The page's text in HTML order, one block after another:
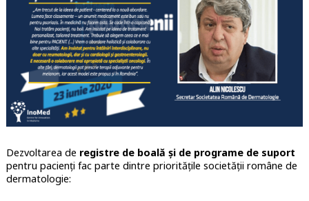
Dezvoltarea de registre de boală și de programe de suport
pentru pacienți fac parte dintre prioritățile societății române de
dermatologie: